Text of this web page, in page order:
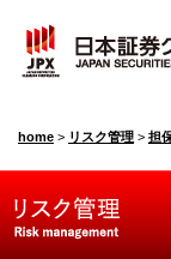
home > リスク管理 > 担